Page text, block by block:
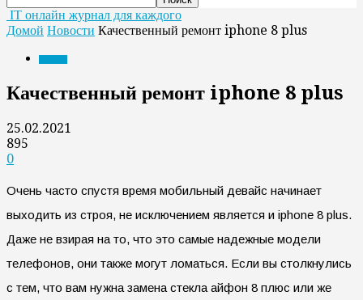
IT онлайн журнал для каждого
Домой Новости Качественный ремонт iphone 8 plus
Качественный ремонт iphone 8 plus
25.02.2021
895
0
Очень часто спустя время мобильный девайс начинает
выходить из строя, не исключением является и iphone 8 plus.
Даже не взирая на то, что это самые надежные модели
телефонов, они также могут ломаться. Если вы столкнулись
с тем, что вам нужна замена стекла айфон 8 плюс или же